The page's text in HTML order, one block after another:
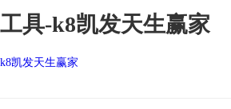
工具-k8凯发天生赢家
k8凯发天生赢家